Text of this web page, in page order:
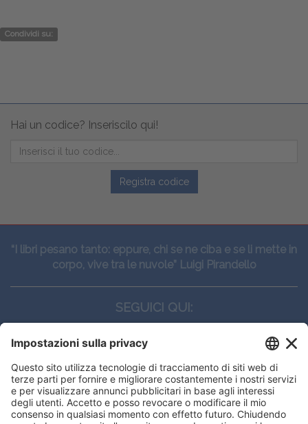
Condividi su:
Hai un codice? Inseriscilo qui!
Registra codice
“I libri pesano tanto: eppure, chi se ne ciba e se li mette in
corpo, vive tra le nuvole” Luigi Pirandello
SEGUICI QUI:
CONTATTI
Edi.Ermes srl